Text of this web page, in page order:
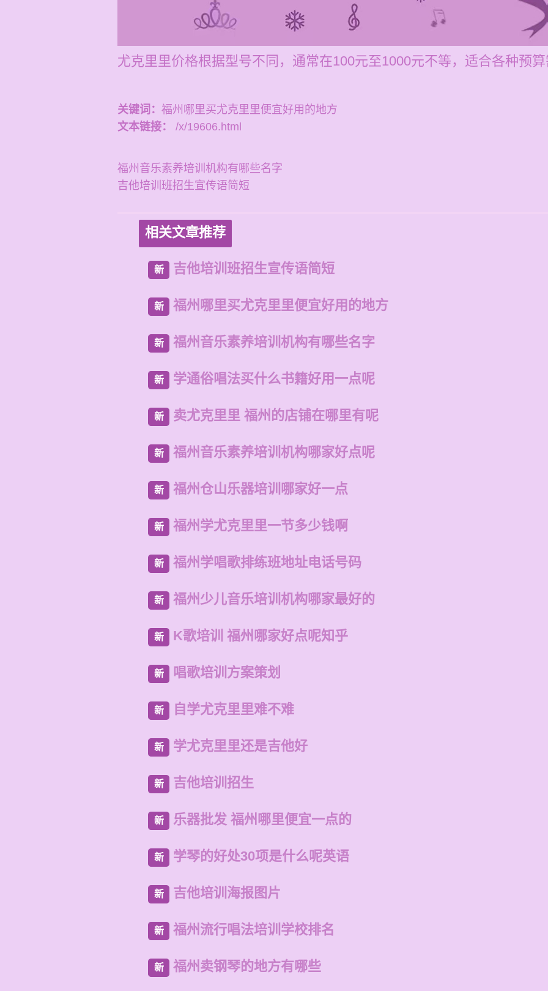
尤克里里价格根据型号不同，通常在100元至1000元不等，适合各种预
关键词： 福州哪里买尤克里里便宜好用的地方
文本链接：
/x/19606.html
福州音乐素养培训机构有哪些名字
吉他培训班招生宣传语简短
相关文章推荐
新 吉他培训班招生宣传语简短
新 福州哪里买尤克里里便宜好用的地方
新 福州音乐素养培训机构有哪些名字
新 学通俗唱法买什么书籍好用一点呢
新 卖尤克里里 福州的店铺在哪里有呢
新 福州音乐素养培训机构哪家好点呢
新 福州仓山乐器培训哪家好一点
新 福州学尤克里里一节多少钱啊
新 福州学唱歌排练班地址电话号码
新 福州少儿音乐培训机构哪家最好的
新 K歌培训 福州哪家好点呢知乎
新 唱歌培训方案策划
新 自学尤克里里难不难
新 学尤克里里还是吉他好
新 吉他培训招生
新 乐器批发 福州哪里便宜一点的
新 学琴的好处30项是什么呢英语
新 吉他培训海报图片
新 福州流行唱法培训学校排名
新 福州卖钢琴的地方有哪些